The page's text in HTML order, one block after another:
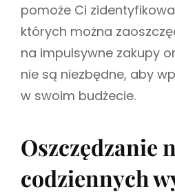
pomoże Ci
których można
na impulsywne zakupy
nie są niezbędne, aby
w swoim budżecie.
Oszczędzanie
codziennych